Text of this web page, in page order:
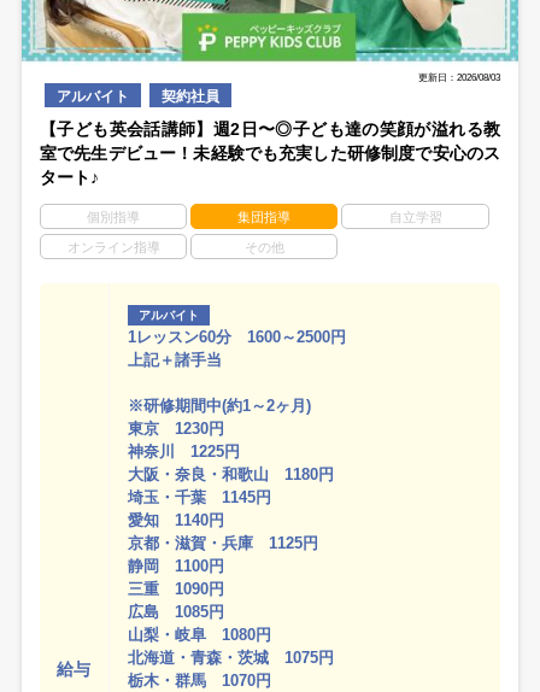
更新日：2026/08/03
アルバイト 契約社員
【子ども英会話講師】週2日〜◎子ども達の笑顔が溢れる教
室で先生デビュー！未経験でも充実した研修制度で安心のス
タート♪
個別指導 集団指導 自立学習
オンライン指導 その他
給与
アルバイト
1レッスン60分 1600～2500円
上記＋諸手当
※研修期間中(約1～2ヶ月)
東京 1230円
神奈川 1225円
大阪・奈良・和歌山 1180円
埼玉・千葉 1145円
愛知 1140円
京都・滋賀・兵庫 1125円
静岡 1100円
三重 1090円
広島 1085円
山梨・岐阜 1080円
北海道・青森・茨城 1075円
栃木・群馬 1070円